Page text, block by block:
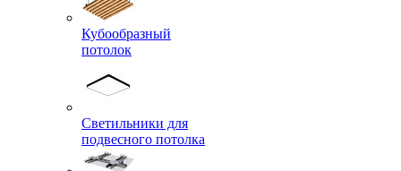
Кубообразный
потолок
Светильники для
подвесного потолка